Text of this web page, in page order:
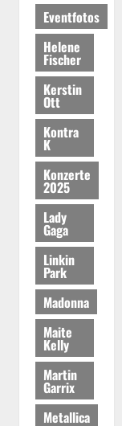
Eventfotos
Helene
Fischer
Kerstin
Ott
Kontra
K
Konzerte
2025
Lady
Gaga
Linkin
Park
Madonna
Maite
Kelly
Martin
Garrix
Metallica